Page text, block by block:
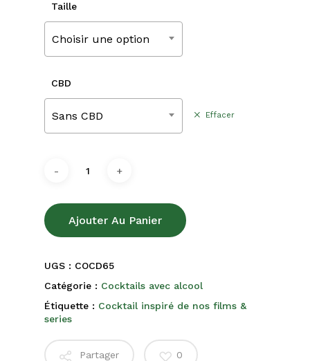
Taille
Choisir une option
CBD
Sans CBD Effacer
Ajouter Au Panier
UGS : COCD65
Catégorie : Cocktails avec alcool
Étiquette : Cocktail inspiré de nos films &
series
Partager 0